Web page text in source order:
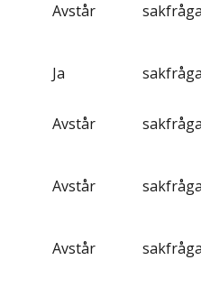
Avstår
Ja
Avstår
Avstår
Avstår